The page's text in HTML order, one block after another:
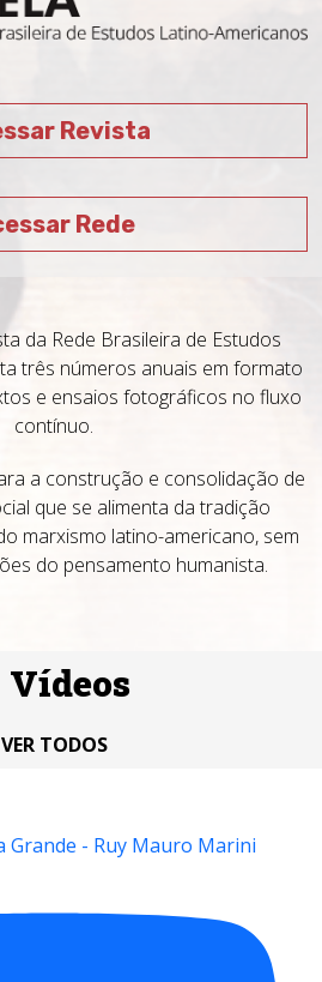
Revista
Rede
da Rede Brasileira de Estudos
três números anuais em formato
e ensaios fotográficos no fluxo
contínuo.
a construção e consolidação de
que se alimenta da tradição
marxismo latino-americano, sem
do pensamento humanista.
Vídeos
VER TODOS
Grande - Ruy Mauro Marini